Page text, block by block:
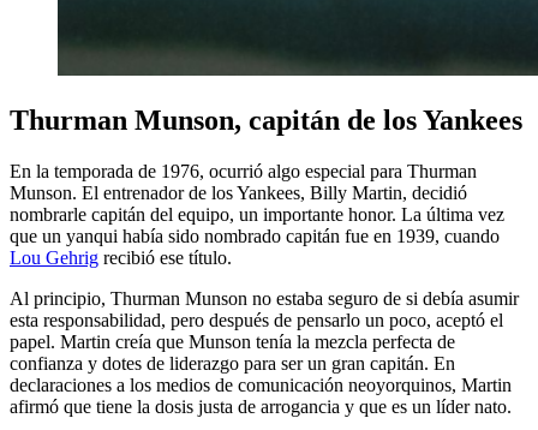
Thurman Munson, capitán de los Yankees
En la temporada de 1976, ocurrió algo especial para Thurman
Munson. El entrenador de los Yankees, Billy Martin, decidió
nombrarle capitán del equipo, un importante honor. La última vez
que un yanqui había sido nombrado capitán fue en 1939, cuando
Lou Gehrig recibió ese título.
Al principio, Thurman Munson no estaba seguro de si debía asumir
esta responsabilidad, pero después de pensarlo un poco, aceptó el
papel. Martin creía que Munson tenía la mezcla perfecta de
confianza y dotes de liderazgo para ser un gran capitán. En
declaraciones a los medios de comunicación neoyorquinos, Martin
afirmó que tiene la dosis justa de arrogancia y que es un líder nato.